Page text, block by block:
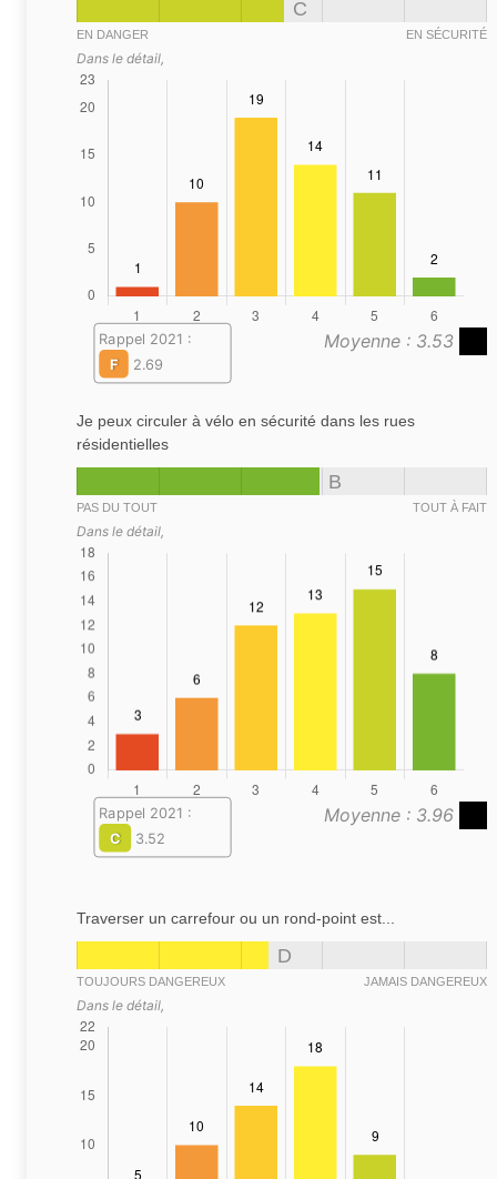
C
EN DANGER EN SÉCURITÉ
Dans le détail,
Moyenne : 3.53
Rappel 2021 :
F
2.69
Je peux circuler à vélo en sécurité dans les rues
résidentielles
B
PAS DU TOUT TOUT À FAIT
Dans le détail,
Moyenne : 3.96
Rappel 2021 :
C
3.52
Traverser un carrefour ou un rond-point est...
D
TOUJOURS DANGEREUX JAMAIS DANGEREUX
Dans le détail,